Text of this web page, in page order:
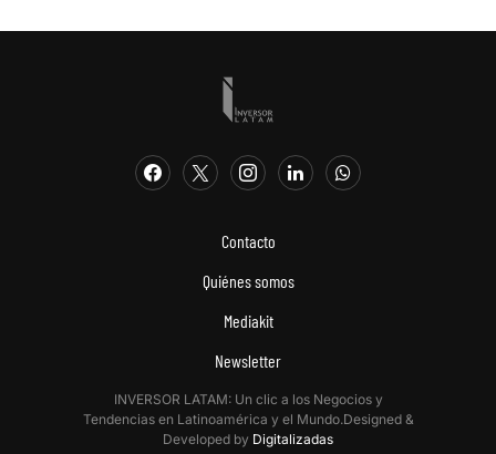
Contacto
Quiénes somos
Mediakit
Newsletter
INVERSOR LATAM: Un clic a los Negocios y
Tendencias en Latinoamérica y el Mundo.Designed &
Developed by Digitalizadas